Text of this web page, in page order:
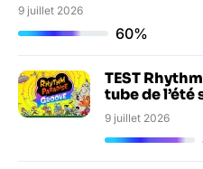
9 juillet 2026
60%
TEST
tube de
9 juillet 2026